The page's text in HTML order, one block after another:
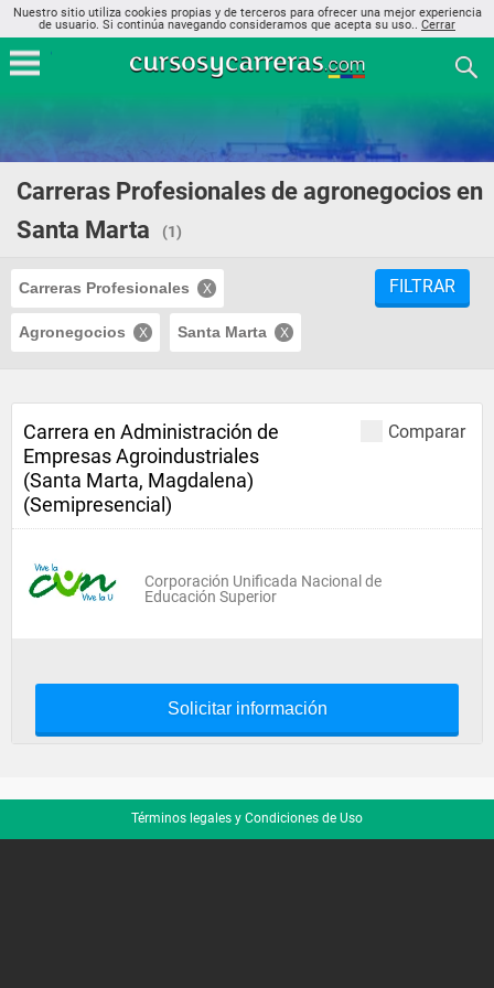
Nuestro sitio utiliza cookies propias y de terceros para ofrecer una mejor experiencia
de usuario. Si continúa navegando consideramos que acepta su uso.. Cerrar
Carreras Profesionales de agronegocios en
Santa Marta
(1)
Carreras Profesionales
Agronegocios Santa Marta
FILTRAR
Comparar
Carrera en Administración de
Empresas Agroindustriales
(Santa Marta, Magdalena)
(Semipresencial)
Corporación Unificada Nacional de
Educación Superior
Solicitar información
Términos legales y Condiciones de Uso